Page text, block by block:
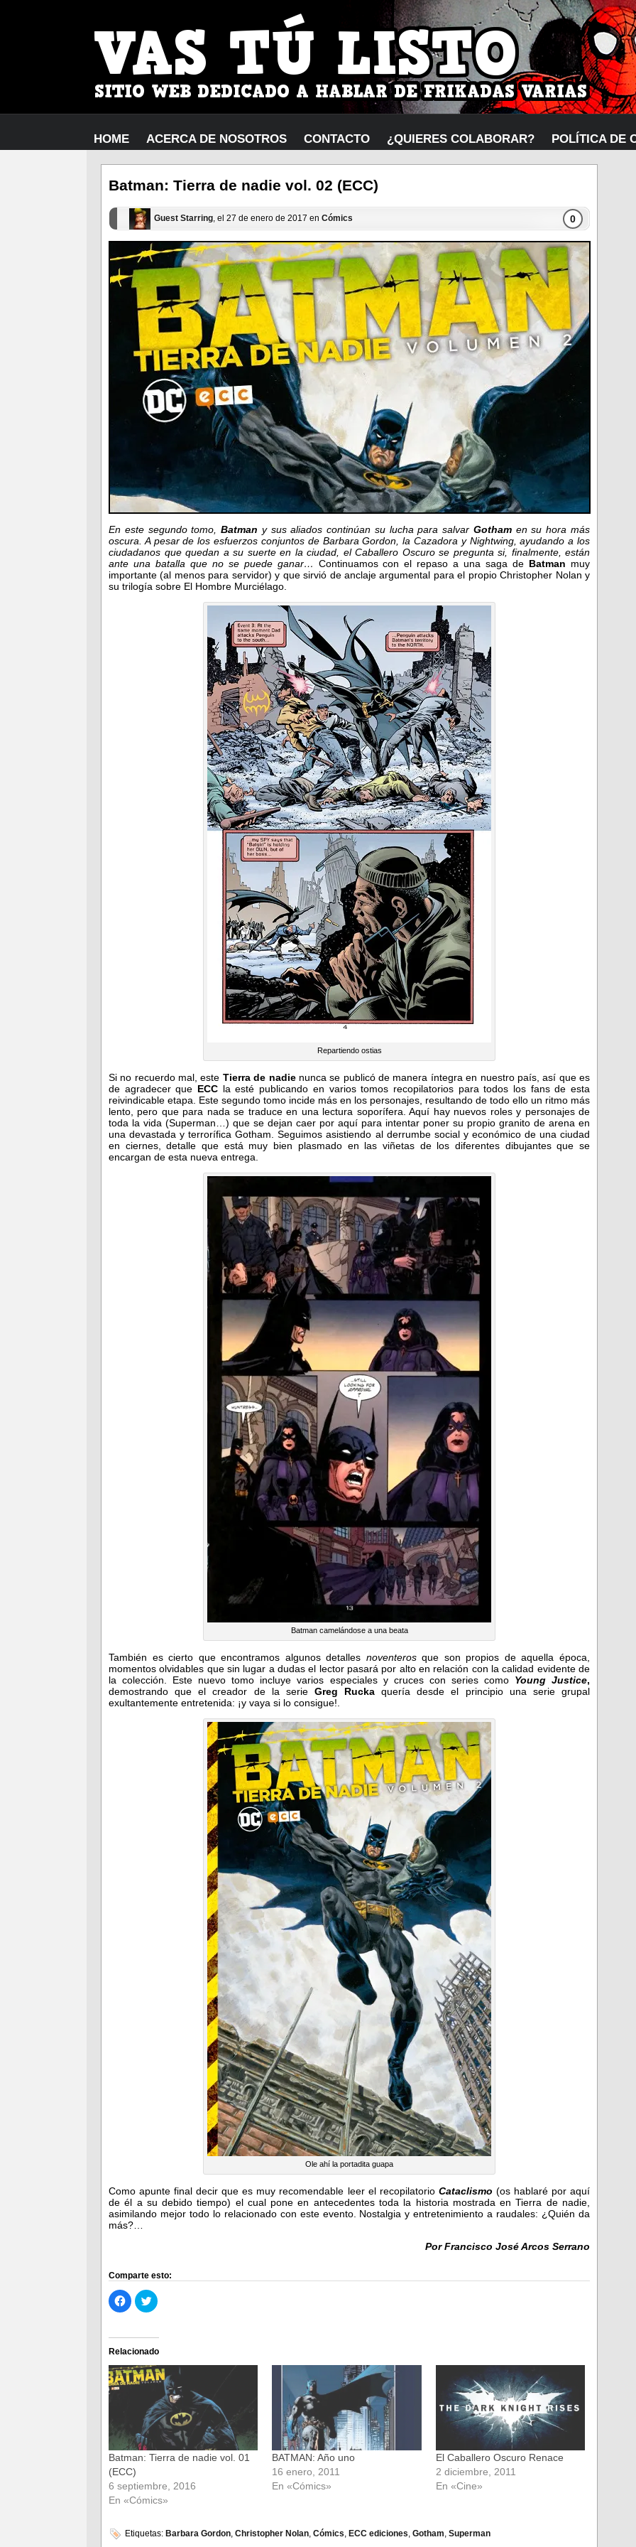
HOME ACERCA DE NOSOTROS CONTACTO ¿QUIERES COLABORAR? POLÍTICA DE
Batman: Tierra de nadie vol. 02 (ECC)
Guest Starring, el 27 de enero de 2017 en Cómics 0
En este segundo tomo,Batman y sus aliados continúan su lucha para salvar Gothamen su hora más
oscura. A pesar de los esfuerzos conjuntos de Barbara Gordon, la Cazadora y Nightwing, ayudando a los
ciudadanos que quedan a su suerte en la ciudad, el Caballero Oscuro se pregunta si, finalmente, están
ante una batalla que no se puede ganar… Continuamos con el repaso a una saga de Batman muy
importante (al menos para servidor) y que sirvió de anclaje argumental para el propio Christopher Nolan y
su trilogía sobre El Hombre Murciélago.
Repartiendo ostias
Si no recuerdo mal, este Tierra de nadienunca se publicó de manera íntegra en nuestro país, así que es
de agradecer que ECC la esté publicando en varios tomos recopilatorios para todos los fans de esta
reivindicable etapa. Este segundo tomo incide más en los personajes, resultando de todo ello un ritmo más
lento, pero que para nada se traduce en una lectura soporífera. Aquí hay nuevos roles y personajes de
toda la vida (Superman…) que se dejan caer por aquí para intentar poner su propio granito de arena en
una devastada y terrorífica Gotham. Seguimos asistiendo al derrumbe social y económico de una ciudad
en ciernes, detalle que está muy bien plasmado en las viñetas de los diferentes dibujantes que se
encargan de esta nueva entrega.
Batman camelándose a una beata
También es cierto que encontramos algunos detalles noventerosque son propios de aquella época,
momentos olvidables que sin lugar a dudas el lector pasará por alto en relación con la calidad evidente de
la colección. Este nuevo tomo incluye varios especiales y cruces con series como Young Justice,
demostrando que el creador de la serie Greg Rucka quería desde el principio una serie grupal
exultantemente entretenida: ¡y vaya si lo consigue!.
Ole ahí la portadita guapa
Como apunte final decir que es muy recomendable leer el recopilatorio Cataclismo (os hablaré por aquí
de él a su debido tiempo) el cual pone en antecedentes toda la historia mostrada en Tierra de nadie,
asimilando mejor todo lo relacionado con este evento. Nostalgia y entretenimiento a raudales: ¿Quién da
más?…
Por Francisco José Arcos Serrano
Comparte esto:
Haz
clic
para
Facebook
(Se
abre
en
una
ventana
Haz
clic
Twitter
(Se
abre
en
una
ventana
nueva)
Relacionado
Batman: Tierra de nadie vol. 01
(ECC)
6 septiembre, 2016
En «Cómics»
BATMAN: Año uno
16 enero, 2011
En «Cómics»
El Caballero Oscuro Renace
2 diciembre, 2011
En «Cine»
Etiquetas: Barbara Gordon, Christopher Nolan, Cómics, ECC ediciones, Gotham, Superman